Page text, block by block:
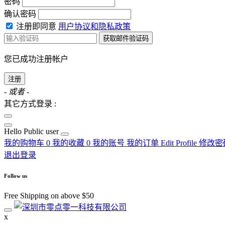
确认密码
注册即同意 用户协议和隐私政策
获取邮件验证码
您已成功注册帐户
注册
- 或者 -
其它方式登录 :
Hello Public user
我的购物车 0 我的收藏 0 我的账号 我的订单 Edit Profile 修改密
退出登录
Follow us
Free Shipping on above $50
x